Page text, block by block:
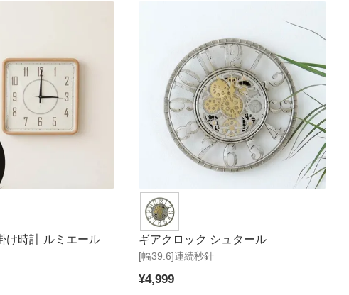
け時計 ルミエール
[幅39.6]連続秒針
ギアクロック シュタール
¥4,999